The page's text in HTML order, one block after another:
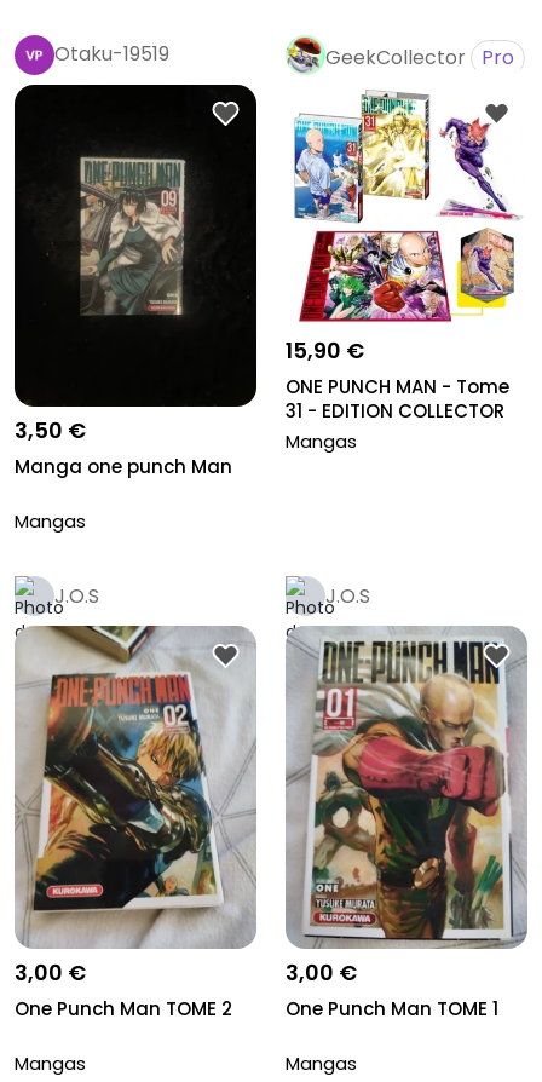
Otaku-19519
3,50 €
Manga one punch Man
Mangas
GeekCollector Pro
15,90 €
ONE PUNCH MAN - Tome
31 - EDITION COLLECTOR
Mangas
J.O.S
3,00 €
One Punch Man TOME 2
Mangas
J.O.S
3,00 €
One Punch Man TOME 1
Mangas